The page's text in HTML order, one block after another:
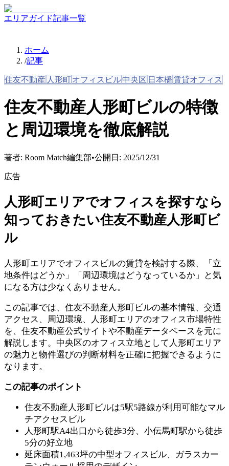
エリアガイド記事一覧
ホーム
/記事
住友不動産 人形町オフィスビル中央区 日本橋賃貸オフィス
住友不動産人形町ビルの特徴
と周辺環境を徹底解説
著者: Room Match編集部•公開日: 2025/12/31
広告
人形町エリアでオフィスを探すなら
知っておきたい住友不動産人形町ビ
ル
人形町エリアでオフィスビルの賃貸を検討する際、「立
地条件はどうか」「周辺環境はどうなっているか」と気
になる方は少なくありません。
この記事では、住友不動産人形町ビルの基本情報、交通
アクセス、周辺環境、人形町エリアのオフィス市場特性
を、住友不動産公式サイトや不動産データベースを元に
解説します。中央区のオフィス立地として人形町エリア
の魅力と物件選びの判断材料を正確に把握できるように
なります。
この記事のポイント
住友不動産人形町ビルは5駅5路線が利用可能なマル
チアクセスビル
人形町駅A4出口から徒歩3分、小伝馬町駅から徒歩
5分の好立地
延床面積1,463坪の中型オフィスビル、ガラスカー